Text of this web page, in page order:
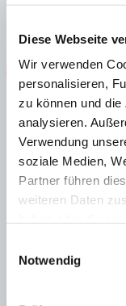
Diese Webseite
Wir verwenden
personalisieren,
zu können und
analysieren.
Verwendung
soziale Medien,
Partner führen
weiteren Daten
Notwendig
11.600.000
Ref : 26884
Immobilie anzeigen
Schlafzimmer 6
Fläche 690 m²
Schlafzimmer
Fläche 690 m² Heizung
Preis: